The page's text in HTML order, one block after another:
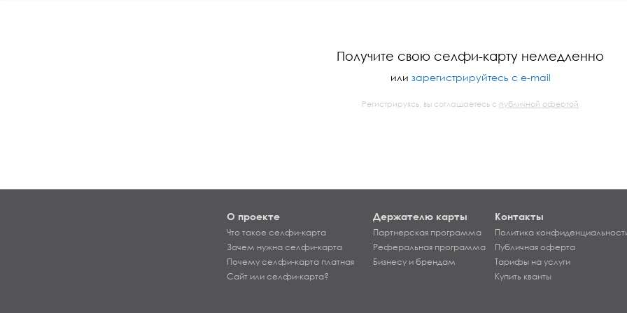
Получите свою селфи-карту немедленно
или зарегистрируйтесь с e-mail
Регистрируясь, вы соглашаетесь с публичной офертой
О проекте
Что такое селфи-карта
Зачем нужна селфи-карта
Почему селфи-карта платная
Сайт или селфи-карта?
Держателю карты
Партнерская программа
Реферальная программа
Бизнесу и брендам
Контакты
Политика
Публичная оферта
Тарифы на услуги
Купить кванты